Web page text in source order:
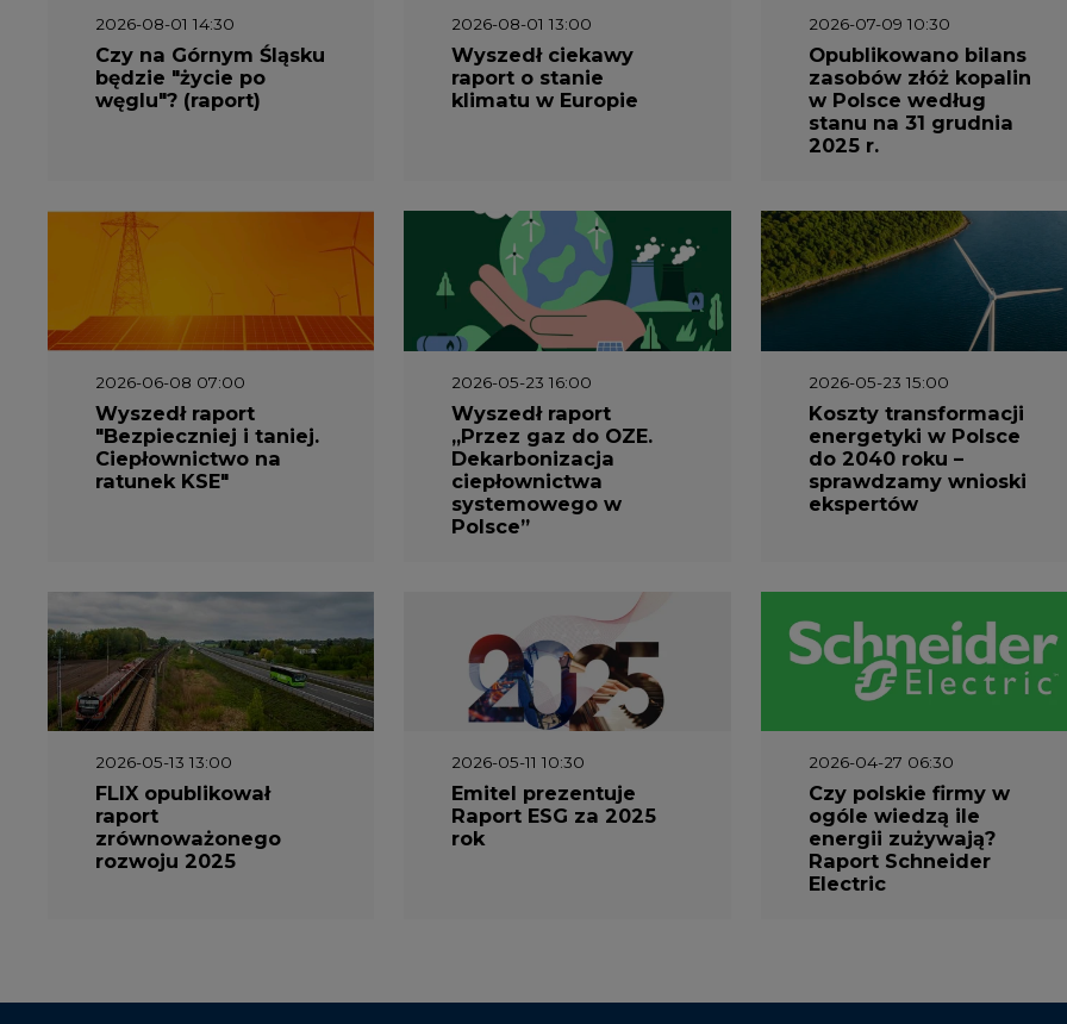
Czy na Górnym Śląsku
będzie "życie po
węglu"? (raport)
Wyszedł ciekawy
raport o stanie
klimatu w Europie
Opublikowano bilans
zasobów złóż kopalin
w Polsce według
stanu na 31 grudnia
2025 r.
2026-06-08 07:00
Wyszedł raport
"Bezpieczniej i taniej.
Ciepłownictwo na
ratunek KSE"
2026-05-23 16:00
Wyszedł raport
„Przez gaz do OZE.
Dekarbonizacja
ciepłownictwa
systemowego w
Polsce”
Koszty transformacji
energetyki w Polsce
do 2040 roku –
sprawdzamy wnioski
ekspertów
2026-05-13 13:00
FLIX opublikował
raport
zrównoważonego
rozwoju 2025
2026-05-11 10:30
Emitel prezentuje
Raport ESG za 2025
rok
Czy polskie firmy w
ogóle wiedzą ile
energii zużywają?
Raport Schneider
Electric